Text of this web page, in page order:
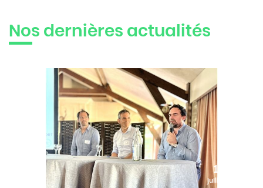
Nos dernières actualités
10
juillet